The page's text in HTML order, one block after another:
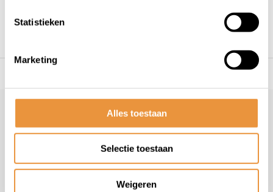
Statistieken
Marketing
Alles toestaan
Selectie toestaan
Weigeren
Niet goed = geld
Klantenservice
Veelgestelde vragen
+31 78 780 2330
info@artsloten.nl